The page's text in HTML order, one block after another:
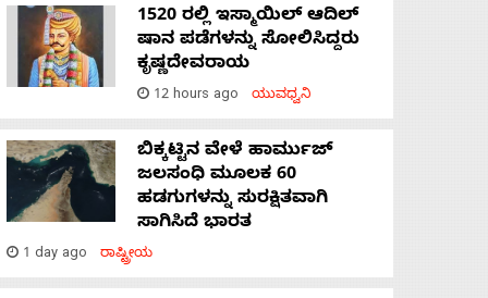
1520 ರಲ್ಲಿ ಇಸ್ಮಾಯಿಲ್ ಆದಿಲ್
ಷಾನ ಪಡೆಗಳನ್ನು ಸೋಲಿಸಿದ್ದರು
ಕೃಷ್ಣದೇವರಾಯ
12 hours ago ಯುವಧ್ವನಿ
ಬಿಕ್ಕಟ್ಟಿನ ವೇಳೆ ಹಾರ್ಮುಜ್
ಜಲಸಂಧಿ ಮೂಲಕ 60
ಹಡಗುಗಳನ್ನು ಸುರಕ್ಷಿತವಾಗಿ
ಸಾಗಿಸಿದೆ ಭಾರತ
1 day ago ರಾಷ್ಟ್ರೀಯ